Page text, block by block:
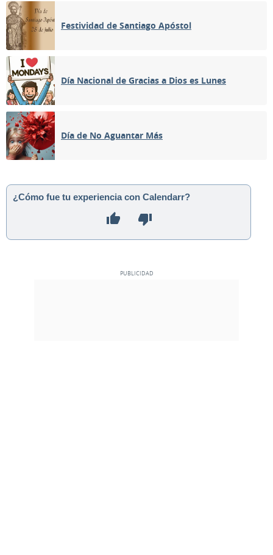
Festividad de Santiago Apóstol
Día Nacional de Gracias a Dios es Lunes
Día de No Aguantar Más
¿Cómo fue tu experiencia con Calendarr?